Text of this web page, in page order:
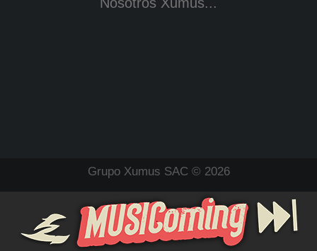
Grupo Xumus SAC © 2026